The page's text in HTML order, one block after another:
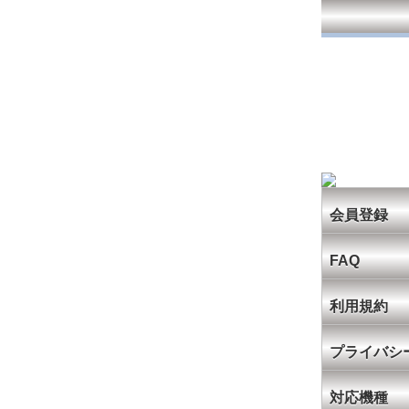
会員登録
FAQ
利用規約
プライバシ
対応機種